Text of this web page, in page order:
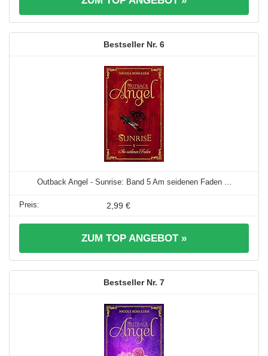
6
Outback Angel - Sunrise: Band 5 Am seidenen Faden ...
2,99 €
ZUM TOP ANGEBOT »
7